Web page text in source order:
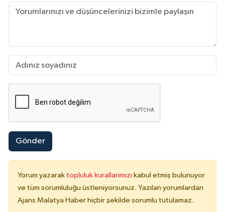
Gönder
Yorum yazarak topluluk kurallarımızı kabul etmiş bulunuyor
ve tüm sorumluluğu üstleniyorsunuz. Yazılan yorumlardan
Ajans Malatya Haber hiçbir şekilde sorumlu tutulamaz.